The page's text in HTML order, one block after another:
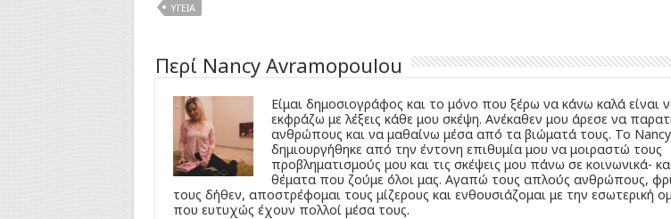
ΥΓΕΊΑ
Περί Nancy Avramopoulou
Είμαι δημοσιογράφος και το μόνο που ξέρω να κάνω καλά είναι
εκφράζω με λέξεις κάθε μου σκέψη. Ανέκαθεν μου άρεσε να
ανθρώπους και να μαθαίνω μέσα από τα βιώματά τους. Το
δημιουργήθηκε από την έντονη επιθυμία μου να μοιραστώ τους
προβληματισμούς μου και τις σκέψεις μου πάνω σε κοινωνικά-
θέματα που ζούμε όλοι μας. Αγαπώ τους απλούς ανθρώπους,
τους δήθεν, αποστρέφομαι τους μίζερους και ενθουσιάζομαι με την εσωτερική
που ευτυχώς έχουν πολλοί μέσα τους.